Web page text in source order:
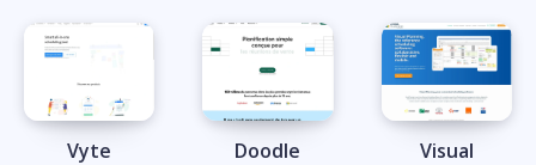
Vyte Doodle
Visual